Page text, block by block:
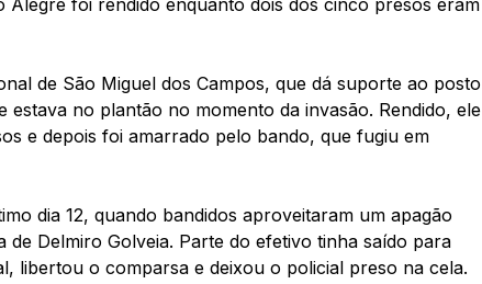
foi rendido enquanto dois dos cinco presos eram
de São Miguel dos Campos, que dá suporte ao posto
estava no plantão no momento da invasão. Rendido, ele
e depois foi amarrado pelo bando, que fugiu em
dia 12, quando bandidos aproveitaram um apagão
Delmiro Golveia. Parte do efetivo tinha saído para
libertou o comparsa e deixou o policial preso na cela.